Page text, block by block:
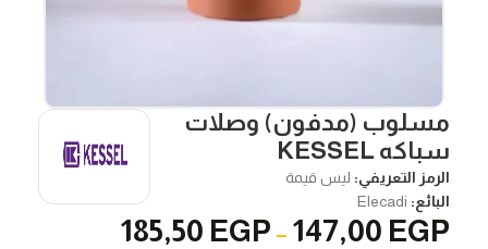
مسلوب (مدفون) وصلات
سباكه KESSEL
الرمز التعريفي: ليس قيمة
البائع: Elecadi
147,00 EGP
–
185,50 EGP